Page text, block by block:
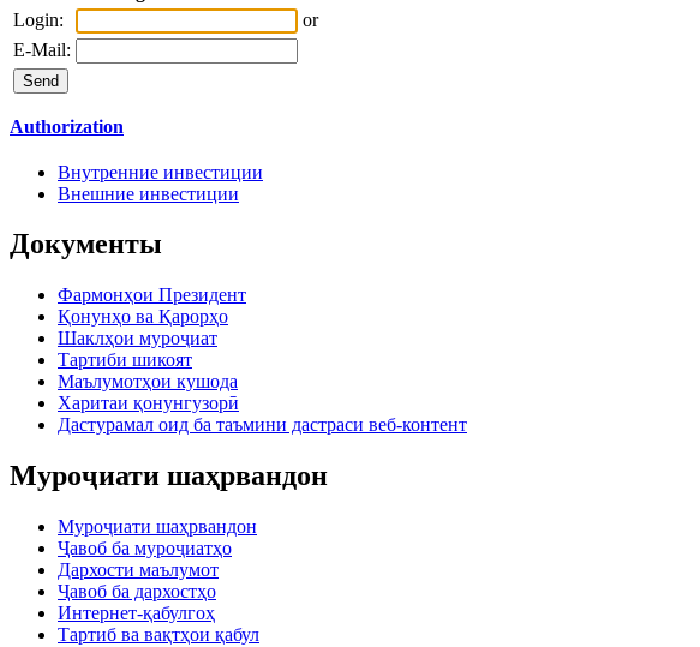
Login:
or
E-Mail:
Authorization
Внутренние инвестиции
Внешние инвестиции
Документы
Фармонҳои Президент
Қонунҳо ва Қарорҳо
Шаклҳои муроҷиат
Тартиби шикоят
Маълумотҳои кушода
Харитаи қонунгузорӣ
Дастурамал оид ба таъмини дастраси веб-контент
Муроҷиати шаҳрвандон
Муроҷиати шаҳрвандон
Ҷавоб ба муроҷиатҳо
Дархости маълумот
Ҷавоб ба дархостҳо
Интернет-қабулгоҳ
Тартиб ва вақтҳои қабул